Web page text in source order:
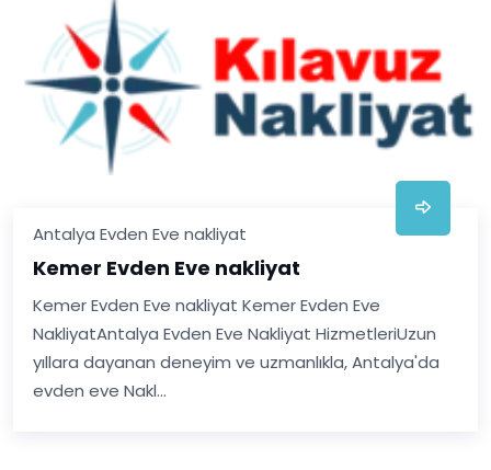
Antalya Evden Eve nakliyat
Kemer Evden Eve nakliyat
Kemer Evden Eve nakliyat Kemer Evden Eve
NakliyatAntalya Evden Eve Nakliyat HizmetleriUzun
yıllara dayanan deneyim ve uzmanlıkla, Antalya'da
evden eve Nakl...